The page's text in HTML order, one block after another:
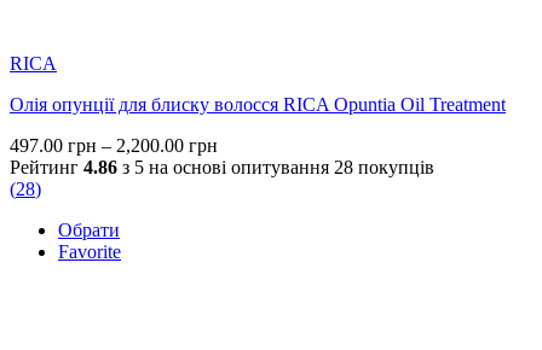
RICA
Олія опунції для блиску волосся RICA Opuntia Oil Treatment
497.00 грн – 2,200.00 грн
range:
Рейтинг 4.86 з 5 на основі опитування 28 покупців
(28)
Обрати
Favorite